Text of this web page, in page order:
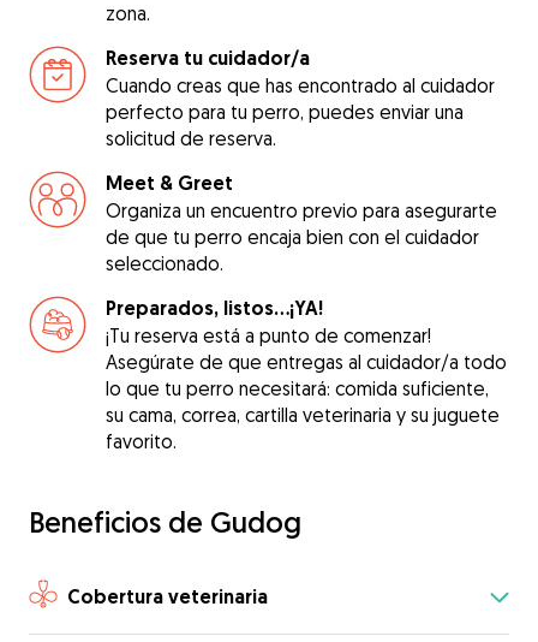
zona.
Reserva tu cuidador/a
Cuando creas que has encontrado al cuidador
perfecto para tu perro, puedes enviar una
solicitud de reserva.
Meet & Greet
Organiza un encuentro previo para asegurarte
de que tu perro encaja bien con el cuidador
seleccionado.
Preparados, listos...¡YA!
¡Tu reserva está a punto de comenzar!
Asegúrate de que entregas al cuidador/a todo
lo que tu perro necesitará: comida suficiente,
su cama, correa, cartilla veterinaria y su juguete
favorito.
Beneficios de Gudog
Cobertura veterinaria